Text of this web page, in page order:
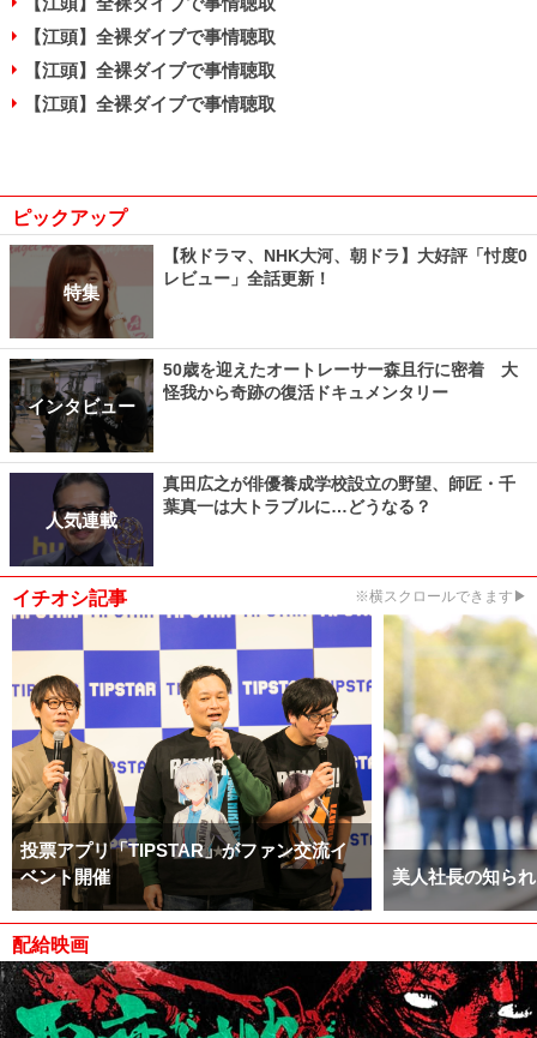
【江頭】全裸ダイブで事情聴取
【江頭】全裸ダイブで事情聴取
【江頭】全裸ダイブで事情聴取
ピックアップ
特集
【秋ドラマ、NHK大河、朝ドラ】大好評「忖度0
レビュー」全話更新！
インタビュー
50歳を迎えたオートレーサー森且行に密着 大
怪我から奇跡の復活ドキュメンタリー
人気連載
真田広之が俳優養成学校設立の野望、師匠・千
葉真一は大トラブルに…どうなる？
イチオシ記事 ※横スクロールできます▶
投票アプリ「TIPSTAR」がファン交流イ
ベント開催
美人社長の知ら
配給映画